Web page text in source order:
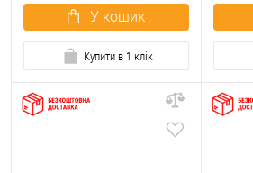
У кошик
Купити в 1 клік